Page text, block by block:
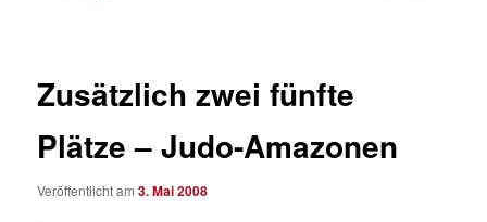
Zusätzlich zwei fünfte
Plätze – Judo-Amazonen
Veröffentlicht am3. Mai 2008